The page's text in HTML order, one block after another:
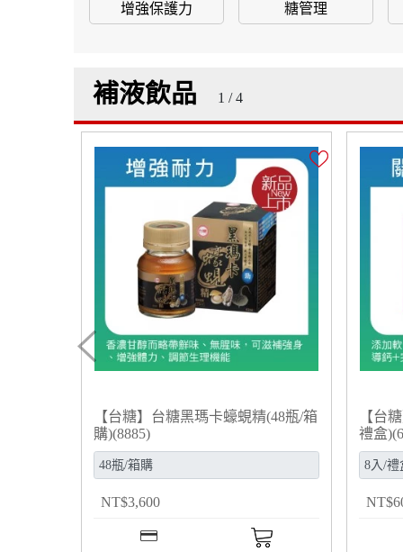
增強保護力 糖管理
補液飲品 1 / 4
【台糖】台糖黑瑪卡蠔蜆精(48瓶/箱
購)(8885)
NT$3,600
【台
禮盒
NT$